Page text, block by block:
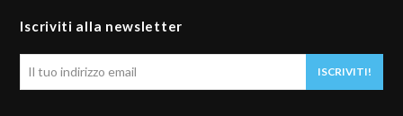
Iscriviti alla newsletter
ISCRIVITI!